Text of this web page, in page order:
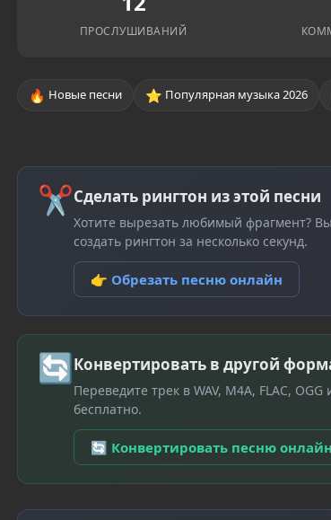
ПРОСЛУШИВАНИЙ
🔥 Новые песни ⭐ Популярная музыка 2026
✂Сделать рингтон из этой песни
Хотите вырезать любимый фрагмент?
создать рингтон за несколько секунд.
👉 Обрезать песню онлайн
🔄Конвертировать в другой
Переведите трек в WAV, M4A, FLAC,
бесплатно.
🔄 Конвертировать песню онлайн